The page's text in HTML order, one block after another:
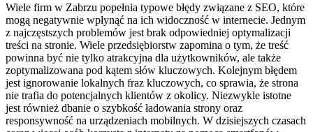
Wiele firm w Zabrzu popełnia typowe błędy związane z SEO, które
mogą negatywnie wpłynąć na ich widoczność w internecie. Jednym
z najczęstszych problemów jest brak odpowiedniej optymalizacji
treści na stronie. Wiele przedsiębiorstw zapomina o tym, że treść
powinna być nie tylko atrakcyjna dla użytkowników, ale także
zoptymalizowana pod kątem słów kluczowych. Kolejnym błędem
jest ignorowanie lokalnych fraz kluczowych, co sprawia, że strona
nie trafia do potencjalnych klientów z okolicy. Niezwykle istotne
jest również dbanie o szybkość ładowania strony oraz
responsywność na urządzeniach mobilnych. W dzisiejszych czasach